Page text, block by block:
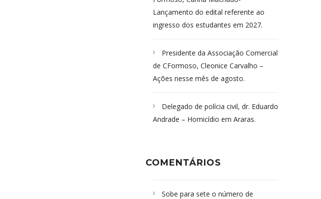
Lançamento do edital referente ao
ingresso dos estudantes em 2027.
Presidente da Associação Comercial
de CFormoso, Cleonice Carvalho –
Ações nesse mês de agosto.
Delegado de polícia civil, dr. Eduardo
Andrade – Homicídio em Araras.
COMENTÁRIOS
Sobe para sete o número de